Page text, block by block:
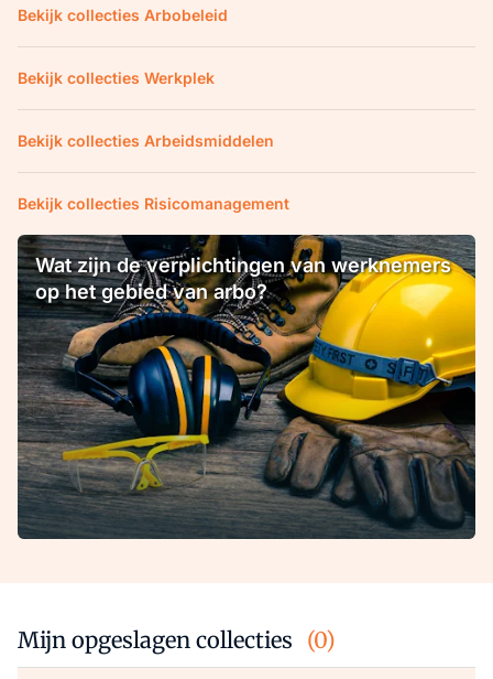
Bekijk collecties Arbobeleid
Bekijk collecties Werkplek
Bekijk collecties Arbeidsmiddelen
Bekijk collecties Risicomanagement
Wat zijn de verplichtingen van werknemers
op het gebied van arbo?
Mijn opgeslagen collecties (0)